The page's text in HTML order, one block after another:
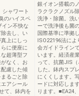
ャワート
のハイスペ
イン不快な
去し、い
上にしっ
に便座に
超薄型フ
なく、お
慮した傾
るごと除
アシール
て、鉢内を
銀イオン搭載の
ラクラクノズル
洗浄・除菌。洗
ーで洗浄後も菌
国際基準に準拠
ISO22196法に
会ガイドライン
います。経済産
って、抗菌JIS
した。鉢内スプ
にくくします。
ードに対応しま
ります。■EA24